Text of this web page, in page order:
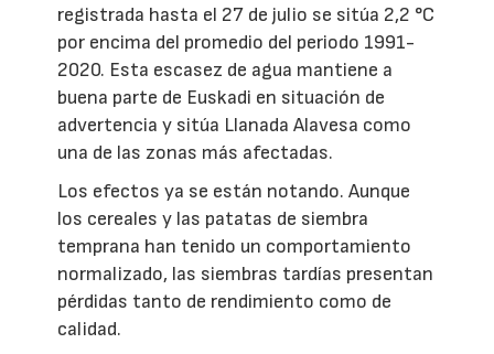
registrada hasta el 27 de julio se sitúa 2,2 °C
por encima del promedio del periodo 1991-
2020. Esta escasez de agua mantiene a
buena parte de Euskadi en situación de
advertencia y sitúa Llanada Alavesa como
una de las zonas más afectadas.
Los efectos ya se están notando. Aunque
los cereales y las patatas de siembra
temprana han tenido un comportamiento
normalizado, las siembras tardías presentan
pérdidas tanto de rendimiento como de
calidad.